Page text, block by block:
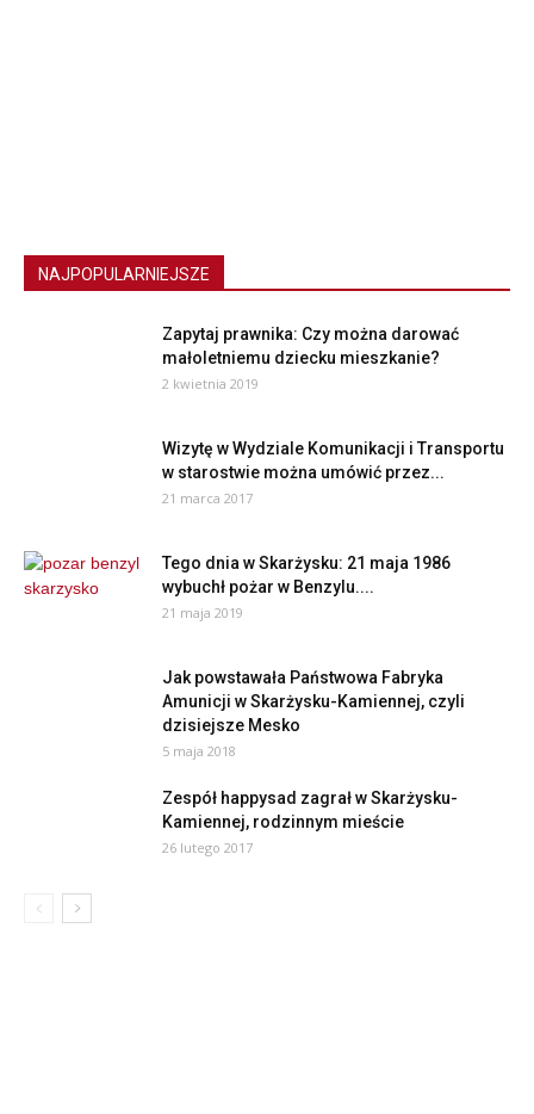
NAJPOPULARNIEJSZE
Zapytaj prawnika: Czy można darować
małoletniemu dziecku mieszkanie?
2 kwietnia 2019
Wizytę w Wydziale Komunikacji i Transportu
w starostwie można umówić przez...
21 marca 2017
Tego dnia w Skarżysku: 21 maja 1986
wybuchł pożar w Benzylu....
21 maja 2019
Jak powstawała Państwowa Fabryka
Amunicji w Skarżysku-Kamiennej, czyli
dzisiejsze Mesko
5 maja 2018
Zespół happysad zagrał w Skarżysku-
Kamiennej, rodzinnym mieście
26 lutego 2017